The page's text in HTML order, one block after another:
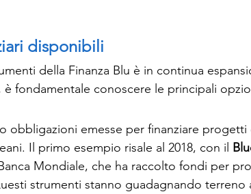
disponibili
della Finanza Blu è in continua
è fondamentale conoscere le principali
obbligazioni emesse per finanziare
Il primo esempio risale al 2018, con il
Mondiale, che ha raccolto fondi per
strumenti stanno guadagnando terreno